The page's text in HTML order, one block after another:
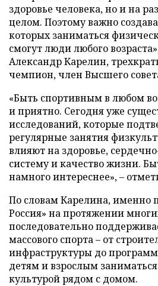
здоровье человека, но и на
целом. Поэтому важно
которых заниматься
смогут люди любого
Александр Карелин,
чемпион, член Высшего
«Быть спортивным в любом
и приятно. Сегодня уже
исследований, которые
регулярные занятия
влияют на здоровье,
систему и качество жизни.
намного интереснее», –
По словам Карелина, именно
Россия» на протяжении
последовательно
массового спорта – от
инфраструктуры до
детям и взрослым
культурой рядом с домом.